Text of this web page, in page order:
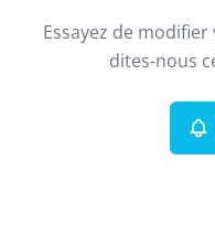
Immeuble de rapport
Recherche
Essayez de
dites-nous